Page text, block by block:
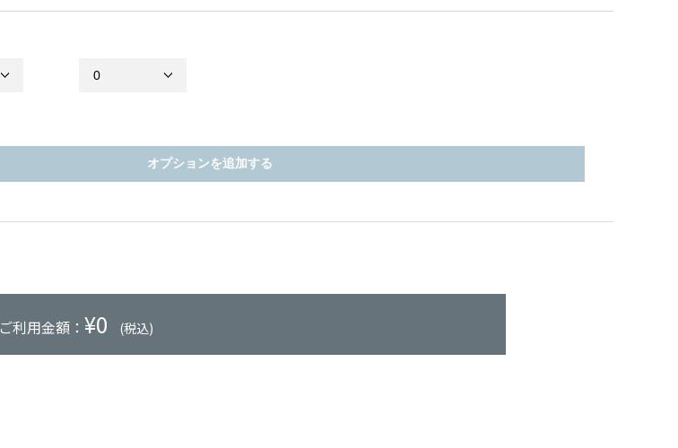
オプションを追加する
ご利用金額： ¥0 (税込)